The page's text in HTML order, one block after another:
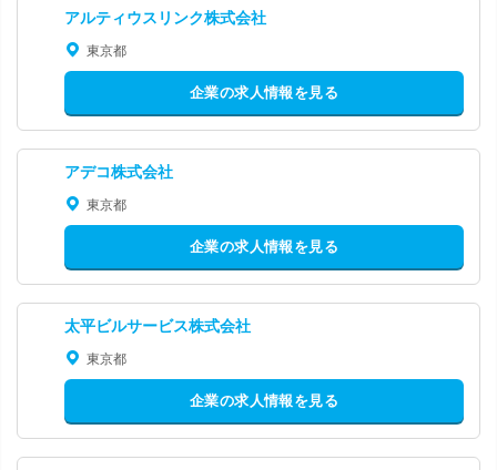
アルティウスリンク株式会社
東京都
企業の求人情報を見る
アデコ株式会社
東京都
企業の求人情報を見る
太平ビルサービス株式会社
東京都
企業の求人情報を見る